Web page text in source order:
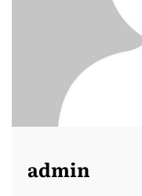
admin